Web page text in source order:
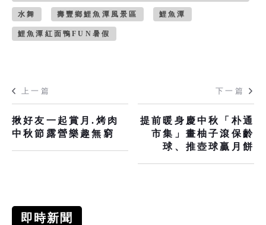
水舞 壽豐鄉鯉魚潭風景區 鯉魚潭
鯉魚潭紅面鴨FUN暑假
上一篇
揪好友一起賞月.烤肉
中秋節露營樂趣無窮
下一篇
提前暖身慶中秋「朴通
市集」畫柚子滾保齡
球、推壺球贏月餅
即時新聞